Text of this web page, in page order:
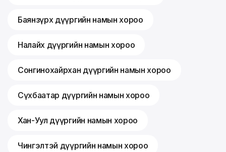
Баянзүрх дүүргийн намын хороо
Налайх дүүргийн намын хороо
Сонгинохайрхан дүүргийн намын хороо
Сүхбаатар дүүргийн намын хороо
Хан-Уул дүүргийн намын хороо
Чингэлтэй дүүргийн намын хороо